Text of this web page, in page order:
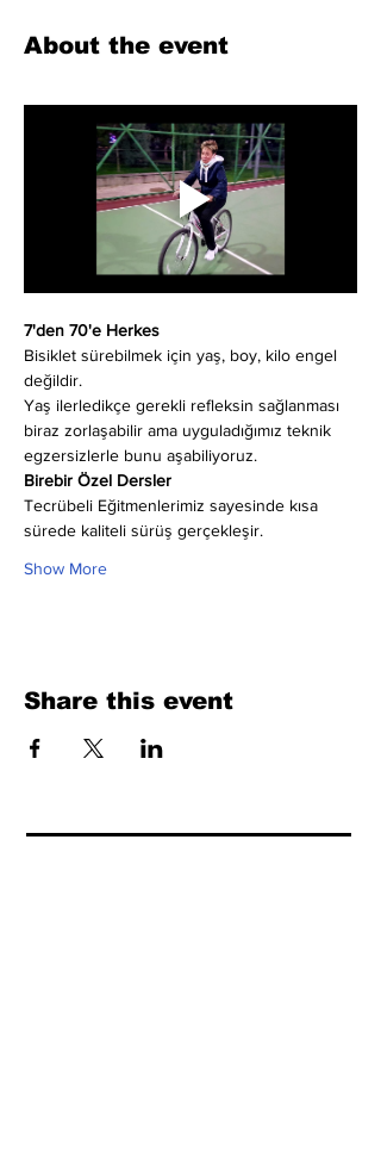
About the event
7'den 70'e Herkes
Bisiklet sürebilmek için yaş, boy, kilo engel
değildir.
Yaş ilerledikçe gerekli refleksin sağlanması
biraz zorlaşabilir ama uyguladığımız teknik
egzersizlerle bunu aşabiliyoruz.
Birebir Özel Dersler
Tecrübeli Eğitmenlerimiz sayesinde kısa
sürede kaliteli sürüş gerçekleşir.
Show More
Share this event
Fill Out the Form. We Will Get Back to